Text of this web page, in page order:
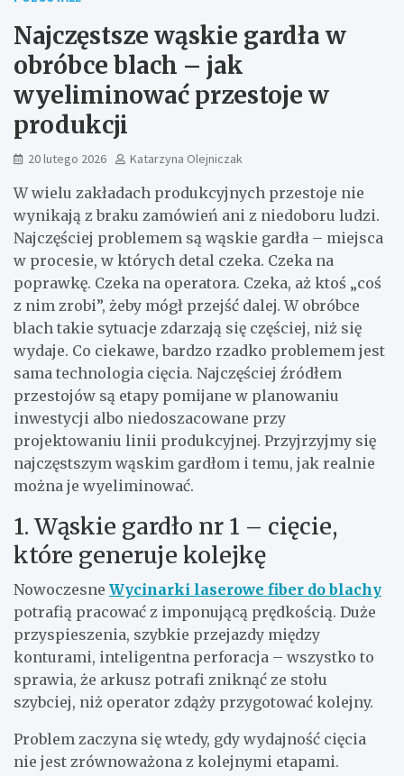
Najczęstsze wąskie gardła w
obróbce blach – jak
wyeliminować przestoje w
produkcji
20 lutego 2026 Katarzyna Olejniczak
W wielu zakładach produkcyjnych przestoje nie
wynikają z braku zamówień ani z niedoboru ludzi.
Najczęściej problemem są wąskie gardła – miejsca
w procesie, w których detal czeka. Czeka na
poprawkę. Czeka na operatora. Czeka, aż ktoś „coś
z nim zrobi”, żeby mógł przejść dalej. W obróbce
blach takie sytuacje zdarzają się częściej, niż się
wydaje. Co ciekawe, bardzo rzadko problemem jest
sama technologia cięcia. Najczęściej źródłem
przestojów są etapy pomijane w planowaniu
inwestycji albo niedoszacowane przy
projektowaniu linii produkcyjnej. Przyjrzyjmy się
najczęstszym wąskim gardłom i temu, jak realnie
można je wyeliminować.
1. Wąskie gardło nr 1 – cięcie,
które generuje kolejkę
Nowoczesne Wycinarki laserowe fiber do blachy
potrafią pracować z imponującą prędkością. Duże
przyspieszenia, szybkie przejazdy między
konturami, inteligentna perforacja – wszystko to
sprawia, że arkusz potrafi zniknąć ze stołu
szybciej, niż operator zdąży przygotować kolejny.
Problem zaczyna się wtedy, gdy wydajność cięcia
nie jest zrównoważona z kolejnymi etapami.